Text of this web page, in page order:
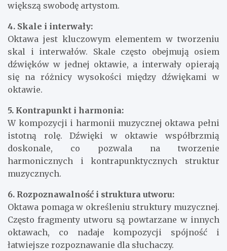
większą swobodę artystom.
4. Skale i interwały:
Oktawa jest kluczowym elementem w tworzeniu
skal i interwałów. Skale często obejmują osiem
dźwięków w jednej oktawie, a interwały opierają
się na różnicy wysokości między dźwiękami w
oktawie.
5. Kontrapunkt i harmonia:
W kompozycji i harmonii muzycznej oktawa pełni
istotną rolę. Dźwięki w oktawie współbrzmią
doskonale, co pozwala na tworzenie
harmonicznych i kontrapunktycznych struktur
muzycznych.
6. Rozpoznawalność i struktura utworu:
Oktawa pomaga w określeniu struktury muzycznej.
Często fragmenty utworu są powtarzane w innych
oktawach, co nadaje kompozycji spójność i
łatwiejsze rozpoznawanie dla słuchaczy.